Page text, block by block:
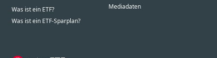
Was ist ein ETF?
Was ist ein ETF-Sparplan?
Mediadaten